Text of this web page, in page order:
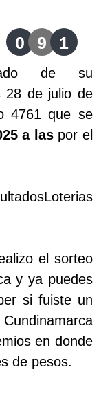
0 9 1
de su
de julio de
4761 que se
a las por el
el sorteo
y ya puedes
si fuiste un
en donde
de pesos.